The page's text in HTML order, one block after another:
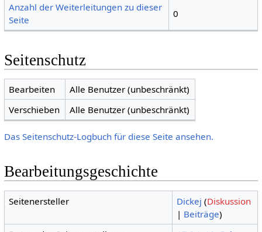
Anzahl der Weiterleitungen zu dieser
Seite
0
Seitenschutz
Bearbeiten
Alle Benutzer (unbeschränkt)
Verschieben
Alle Benutzer (unbeschränkt)
Das Seitenschutz-Logbuch für diese Seite ansehen.
Bearbeitungsgeschichte
Seitenersteller Dickej (Diskussion
| Beiträge)